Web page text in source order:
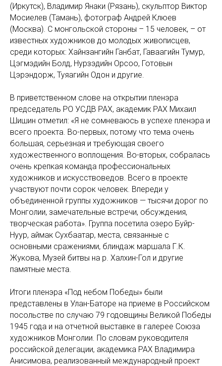
(Иркутск), Владимир Янаки (Рязань), скульптор Виктор
Мосиелев (Тамань), фотограф Андрей Клюев
(Москва). С монгольской стороны – 15 человек, – от
известных художников до молодых живописцев,
среди которых: Хайнзангийн Ганбат, Гаваагийн Тумур,
Цэгмэдийн Болд, Нурзэдийн Орсоо, Готовын
Цэрэндорж, Туяагийн Одон и другие.
В приветственном слове на открытии пленэра
председатель РО УСДВ РАХ, академик РАХ Михаил
Шишин отметил: «Я не сомневаюсь в успехе пленэра и
всего проекта. Во-первых, потому что тема очень
большая, серьезная и требующая своего
художественного воплощения. Во-вторых, собралась
очень крепкая команда профессиональных
художников и искусствоведов. Всего в проекте
участвуют почти сорок человек. Впереди у
объединенной группы художников — тысячи дорог по
Монголии, замечательные встречи, обсуждения,
творческая работа». Группа посетила озеро Буйр-
Нуур, аймак Сухбаатар, места, связанные с
основными сражениями, блиндаж маршала Г.К.
Жукова, Музей битвы на р. Халхин-Гол и другие
памятные места.
Итоги пленэра «Под небом Победы» были
представлены в Улан-Баторе на приеме в Российском
посольстве по случаю 79 годовщины Великой Победы
1945 года и на отчетной выставке в галерее Союза
художников Монголии. По словам руководителя
российской делегации, академика РАХ Владимира
Анисимова, реализованный международный проект